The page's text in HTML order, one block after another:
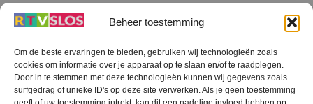
Beheer toestemming
Om de beste ervaringen te bieden, gebruiken wij technologieën zoals
cookies om informatie over je apparaat op te slaan en/of te raadplegen.
Door in te stemmen met deze technologieën kunnen wij gegevens zoals
surfgedrag of unieke ID's op deze site verwerken. Als je geen toestemming
Terug
naar
boven